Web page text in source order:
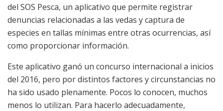
del SOS Pesca, un aplicativo que permite registrar
denuncias relacionadas a las vedas y captura de
especies en tallas mínimas entre otras ocurrencias, así
como proporcionar información.
Este aplicativo ganó un concurso internacional a inicios
del 2016, pero por distintos factores y circunstancias no
ha sido usado plenamente. Pocos lo conocen, muchos
menos lo utilizan. Para hacerlo adecuadamente,